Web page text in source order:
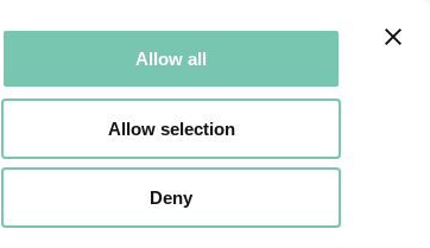
Allow all
Allow selection
Deny
RESERVAR UNA